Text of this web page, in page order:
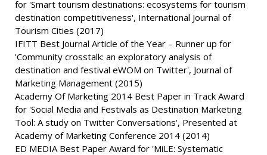
for 'Smart tourism destinations: ecosystems for tourism
destination competitiveness', International Journal of
Tourism Cities (2017)
IFITT Best Journal Article of the Year – Runner up for
'Community crosstalk: an exploratory analysis of
destination and festival eWOM on Twitter', Journal of
Marketing Management (2015)
Academy Of Marketing 2014 Best Paper in Track Award
for 'Social Media and Festivals as Destination Marketing
Tool: A study on Twitter Conversations', Presented at
Academy of Marketing Conference 2014 (2014)
ED MEDIA Best Paper Award for 'MiLE: Systematic